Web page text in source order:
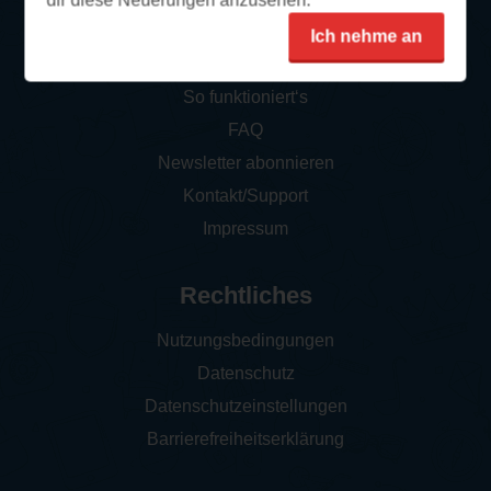
Ich nehme an
So funktioniert‘s
FAQ
Newsletter abonnieren
Kontakt/Support
Impressum
Rechtliches
Nutzungsbedingungen
Datenschutz
Datenschutzeinstellungen
Barrierefreiheitserklärung